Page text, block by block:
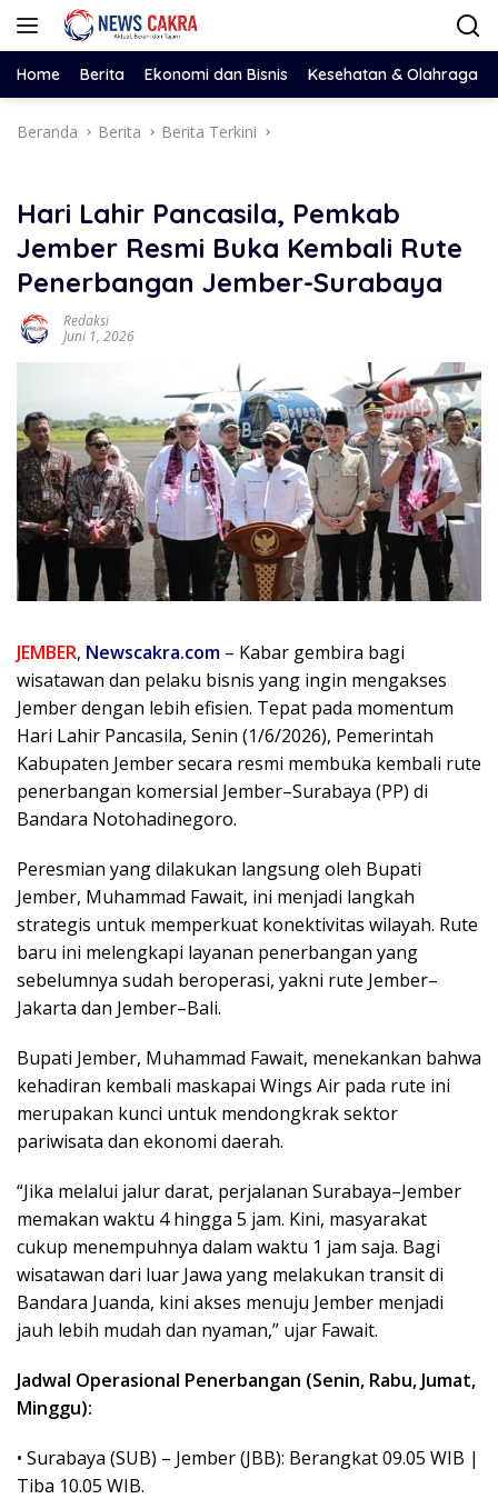
Langsung
Home Berita Ekonomi dan Bisnis Kesehatan & Olahraga
Beranda Berita Berita Terkini
Hari Lahir Pancasila, Pemkab
Jember Resmi Buka Kembali Rute
Penerbangan Jember-Surabaya
Redaksi
Juni 1, 2026
JEMBER, Newscakra.com – Kabar gembira bagi
wisatawan dan pelaku bisnis yang ingin mengakses
Jember dengan lebih efisien. Tepat pada momentum
Hari Lahir Pancasila, Senin (1/6/2026), Pemerintah
Kabupaten Jember secara resmi membuka kembali rute
penerbangan komersial Jember–Surabaya (PP) di
Bandara Notohadinegoro.
Peresmian yang dilakukan langsung oleh Bupati
Jember, Muhammad Fawait, ini menjadi langkah
strategis untuk memperkuat konektivitas wilayah. Rute
baru ini melengkapi layanan penerbangan yang
sebelumnya sudah beroperasi, yakni rute Jember–
Jakarta dan Jember–Bali.
Bupati Jember, Muhammad Fawait, menekankan bahwa
kehadiran kembali maskapai Wings Air pada rute ini
merupakan kunci untuk mendongkrak sektor
pariwisata dan ekonomi daerah.
“Jika melalui jalur darat, perjalanan Surabaya–Jember
memakan waktu 4 hingga 5 jam. Kini, masyarakat
cukup menempuhnya dalam waktu 1 jam saja. Bagi
wisatawan dari luar Jawa yang melakukan transit di
Bandara Juanda, kini akses menuju Jember menjadi
jauh lebih mudah dan nyaman,” ujar Fawait.
Jadwal Operasional Penerbangan (Senin, Rabu, Jumat,
Minggu):
• Surabaya (SUB) – Jember (JBB): Berangkat 09.05 WIB |
Tiba 10.05 WIB.